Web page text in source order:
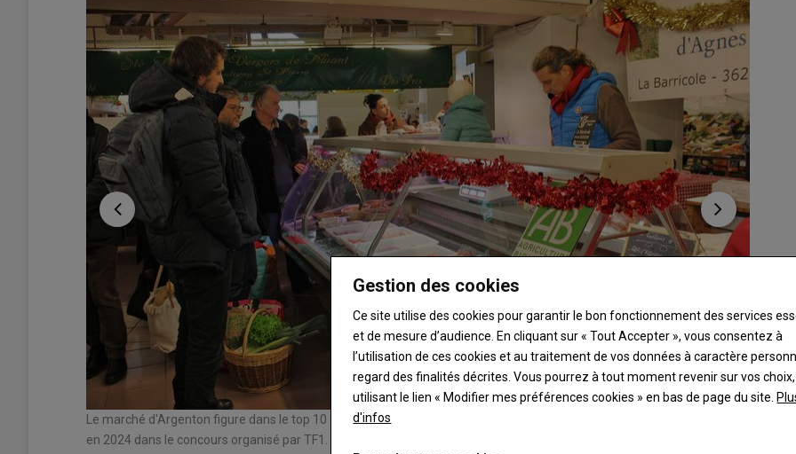
Le marché d'Argenton figure dans le top 10 des plus beaux marchés de France, avec une neuvième place décrochée
en 2024 dans le concours organisé par TF1.
Gestion des cookies
Ce site utilise des cookies pour garantir le bon fonctionnement des services
et de mesure d’audience. En cliquant sur « Tout Accepter », vous consentez à
l’utilisation de ces cookies et au traitement de vos données à caractère
regard des finalités décrites. Vous pourrez à tout moment revenir sur vos
utilisant le lien « Modifier mes préférences cookies » en bas de page du site.
d'infos